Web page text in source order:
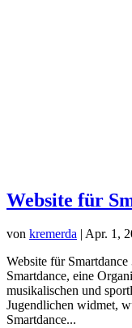
Website für
von kremerda | Apr. 1,
Website für
Smartdance, eine
musikalischen und
Jugendlichen widmet,
Smartdance...